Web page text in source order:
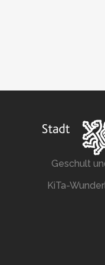
Geschult
KiTa-